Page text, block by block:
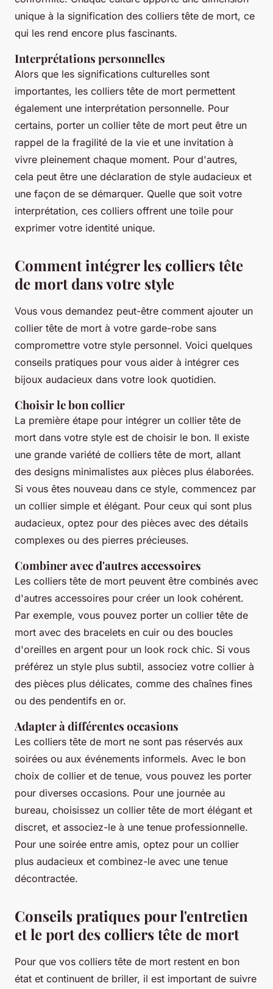
unique à la signification des colliers tête de mort, ce
qui les rend encore plus fascinants.
Interprétations personnelles
Alors que les significations culturelles sont
importantes, les colliers tête de mort permettent
également une interprétation personnelle. Pour
certains, porter un collier tête de mort peut être un
rappel de la fragilité de la vie et une invitation à
vivre pleinement chaque moment. Pour d'autres,
cela peut être une déclaration de style audacieux et
une façon de se démarquer. Quelle que soit votre
interprétation, ces colliers offrent une toile pour
exprimer votre identité unique.
Comment intégrer les colliers tête
de mort dans votre style
Vous vous demandez peut-être comment ajouter un
collier tête de mort à votre garde-robe sans
compromettre votre style personnel. Voici quelques
conseils pratiques pour vous aider à intégrer ces
bijoux audacieux dans votre look quotidien.
Choisir le bon collier
La première étape pour intégrer un collier tête de
mort dans votre style est de choisir le bon. Il existe
une grande variété de colliers tête de mort, allant
des designs minimalistes aux pièces plus élaborées.
Si vous êtes nouveau dans ce style, commencez par
un collier simple et élégant. Pour ceux qui sont plus
audacieux, optez pour des pièces avec des détails
complexes ou des pierres précieuses.
Combiner avec d'autres accessoires
Les colliers tête de mort peuvent être combinés avec
d'autres accessoires pour créer un look cohérent.
Par exemple, vous pouvez porter un collier tête de
mort avec des bracelets en cuir ou des boucles
d'oreilles en argent pour un look rock chic. Si vous
préférez un style plus subtil, associez votre collier à
des pièces plus délicates, comme des chaînes fines
ou des pendentifs en or.
Adapter à différentes occasions
Les colliers tête de mort ne sont pas réservés aux
soirées ou aux événements informels. Avec le bon
choix de collier et de tenue, vous pouvez les porter
pour diverses occasions. Pour une journée au
bureau, choisissez un collier tête de mort élégant et
discret, et associez-le à une tenue professionnelle.
Pour une soirée entre amis, optez pour un collier
plus audacieux et combinez-le avec une tenue
décontractée.
Conseils pratiques pour l'entretien
et le port des colliers tête de mort
Pour que vos colliers tête de mort restent en bon
état et continuent de briller, il est important de suivre